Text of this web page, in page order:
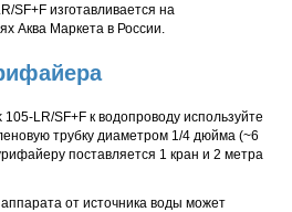
SF+F изготавливается на
Аква Маркета в России.
LR/SF+F к водопроводу используйте
трубку диаметром 1/4 дюйма (~6
поставляется 1 кран и 2 метра
от источника воды может